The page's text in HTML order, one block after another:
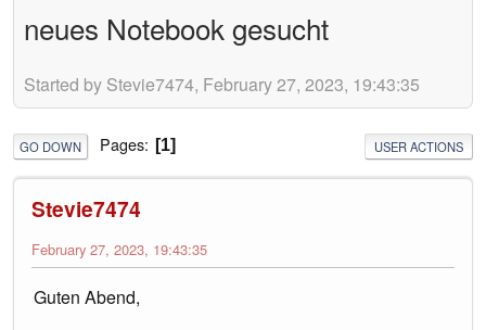
neues Notebook gesucht
Started by Stevie7474, February 27, 2023, 19:43:35
GO DOWN Pages 1 USER ACTIONS
Stevie7474
February 27, 2023, 19:43:35
Guten Abend,